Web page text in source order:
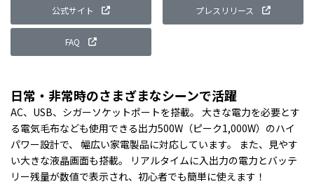
公式サイト プレスリリース
FAQ
日常・非常時のさまざまなシーンで活躍
AC、USB、シガーソケットポートを搭載。 大きな電力を必要とす
る電気毛布なども使用できる出力500W（ピーク1,000W）のハイ
パワー設計で、 幅広い家電製品に対応しています。 また、見やす
い大きな液晶画面も搭載。 リアルタイムに入出力の電力とバッテ
リー残量が数値で表示され、初心者でも簡単に使えます！